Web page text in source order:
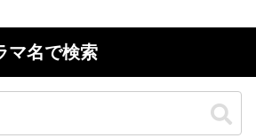
マ名で検索